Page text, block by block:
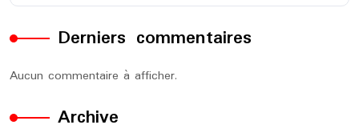
Derniers commentaires
Aucun commentaire à afficher.
Archive